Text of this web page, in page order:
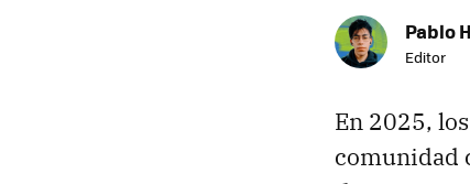
Pablo
Editor
En 2025,
comunidad